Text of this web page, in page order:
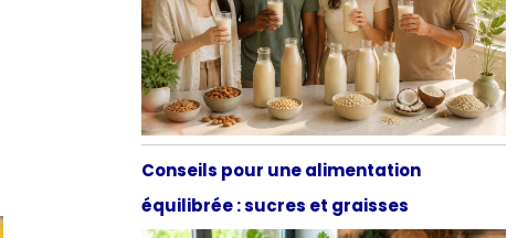
Conseils pour une alimentation
équilibrée : sucres et graisses